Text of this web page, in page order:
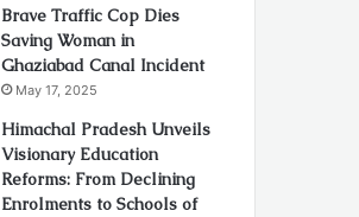
Brave Traffic Cop Dies
Saving Woman in
Ghaziabad Canal Incident
May 17, 2025
Himachal Pradesh Unveils
Visionary Education
Reforms: From Declining
Enrolments to Schools of